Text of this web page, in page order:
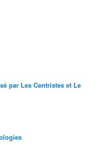
par Les Centristes et Le